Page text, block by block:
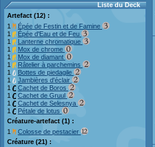
Liste du Deck
Artefact (12) :
1
Épée de Festin et de Famine
1
Épée d'Eau et de Feu
1
Lanterne chromatique
1
Mox de chrome
1
Mox de diamant
1
Râtelier à parchemins
1
Bottes de piedagile
1
Jambières d'éclair
1
Cachet de Boros
1
Cachet de Gruul
1
Cachet de Selesnya
1
Pétale de lotus
Créature-artefact (1) :
1
Colosse de pestacier
Créature (21) :